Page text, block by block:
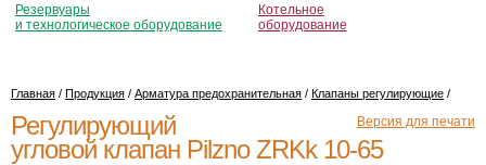
Резервуары
и технологическое оборудование
Котельное
оборудование
Главная / Продукция / Арматура предохранительная / Клапаны регулирующие /
Версия для печати
Регулирующий
угловой клапан Pilzno ZRKk 10-65